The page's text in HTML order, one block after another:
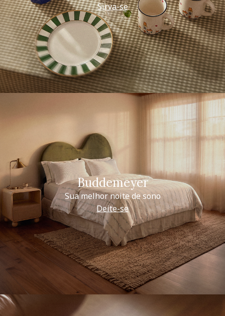
Sirva-se
Buddemeyer
Sua melhor noite de sono
Deite-se